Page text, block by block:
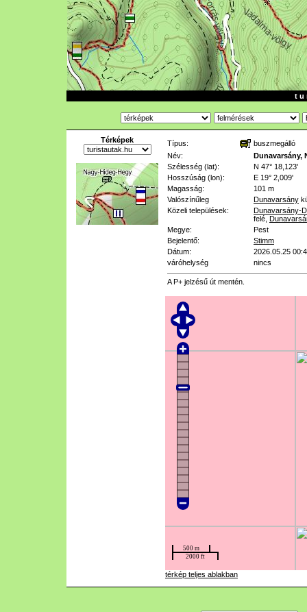
t u
Térképek Típus:
buszmegálló
Név:
Dunavarsány,
Szélesség (lat):
N 47° 18,123'
Hosszúság (lon):
E 19° 2,009'
Magasság:
101 m
Valószínűleg
Dunavarsány
Közeli települések:
Dunavarsány-
felé
Megye:
Pest
Bejelentő:
Stimm
Dátum:
2026.05.25
váróhelység
nincs
A P+ jelzésű út mentén.
térkép teljes ablakban